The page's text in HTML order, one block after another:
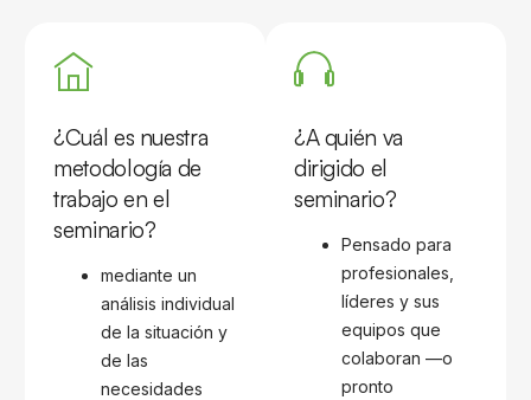
¿Cuál es nuestra
metodología de
trabajo en el
seminario?
mediante un
análisis individual
de la situación y
de las
necesidades
¿A quién va
dirigido el
seminario?
Pensado para
profesionales,
líderes y sus
equipos que
colaboran —o
pronto